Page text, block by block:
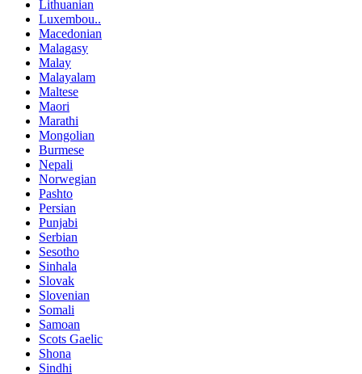
Lithuanian
Luxembou..
Macedonian
Malagasy
Malay
Malayalam
Maltese
Maori
Marathi
Mongolian
Burmese
Nepali
Norwegian
Pashto
Persian
Punjabi
Serbian
Sesotho
Sinhala
Slovak
Slovenian
Somali
Samoan
Scots Gaelic
Shona
Sindhi